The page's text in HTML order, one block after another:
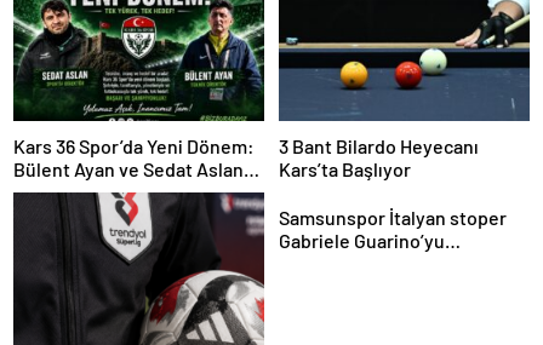
Kars 36 Spor’da Yeni Dönem:
Bülent Ayan ve Sedat Aslan
Göreve Başladı
3 Bant Bilardo Heyecanı
Kars’ta Başlıyor
Samsunspor İtalyan stoper
Gabriele Guarino’yu